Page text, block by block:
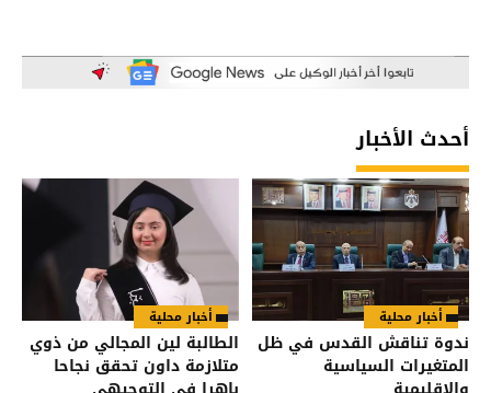
أحدث الأخبار
أخبار محلية
ندوة تناقش القدس في ظل
المتغيرات السياسية
أخبار محلية
الطالبة لين المجالي من ذوي
متلازمة داون تحقق نجاحا